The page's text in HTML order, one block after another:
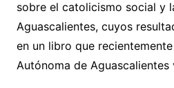
sobre el catolicismo social y
Aguascalientes, cuyos
en un libro que
Autónoma de